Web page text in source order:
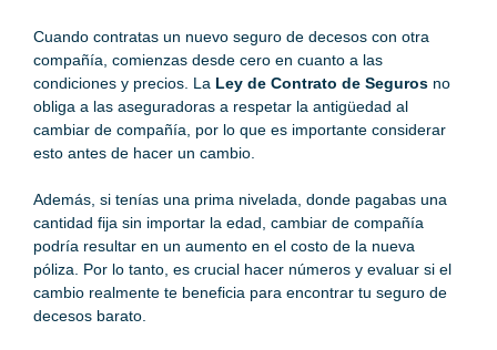
Cuando contratas un nuevo seguro de decesos con otra
compañía, comienzas desde cero en cuanto a las
condiciones y precios. La Ley de Contrato de Seguros no
obliga a las aseguradoras a respetar la antigüedad al
cambiar de compañía, por lo que es importante considerar
esto antes de hacer un cambio.
Además, si tenías una prima nivelada, donde pagabas una
cantidad fija sin importar la edad, cambiar de compañía
podría resultar en un aumento en el costo de la nueva
póliza. Por lo tanto, es crucial hacer números y evaluar si el
cambio realmente te beneficia para encontrar tu seguro de
decesos barato